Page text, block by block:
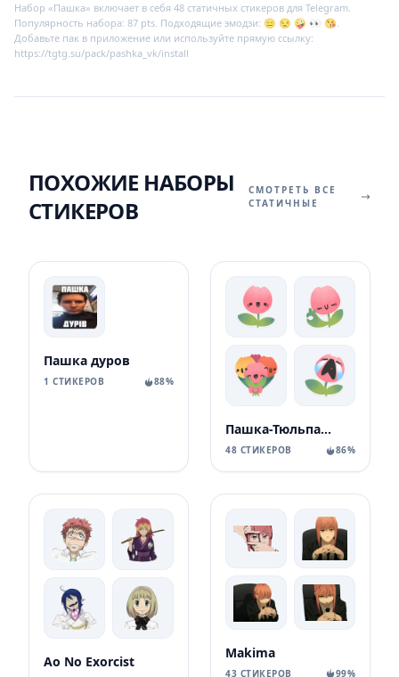
Набор «Пашка» включает в себя 48 статичных стикеров для Telegram.
Популярность набора: 87 pts. Подходящие эмодзи: 😑 😒 🤪 👀 😘.
Добавьте пак в приложение или используйте прямую ссылку:
https://tgtg.su/pack/pashka_vk/install
ПОХОЖИЕ НАБОРЫ
СТИКЕРОВ
СМОТРЕТЬ ВСЕ
СТАТИЧНЫЕ
Пашка дуров
1 СТИКЕРОВ 88%
Пашка-Тюльпашка
48 СТИКЕРОВ 86%
Ao No Exorcist
Makima
43 СТИКЕРОВ 99%